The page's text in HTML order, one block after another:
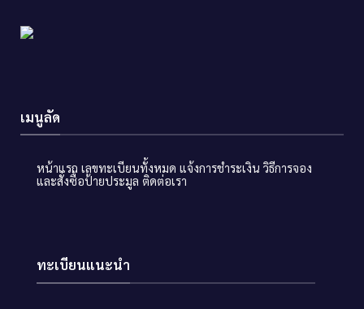
เมนูลัด
หน้าแรก เลขทะเบียนทั้งหมด แจ้งการชำระเงิน วิธีการจอง
และสั่งซื้อป้ายประมูล ติดต่อเรา
ทะเบียนแนะนำ